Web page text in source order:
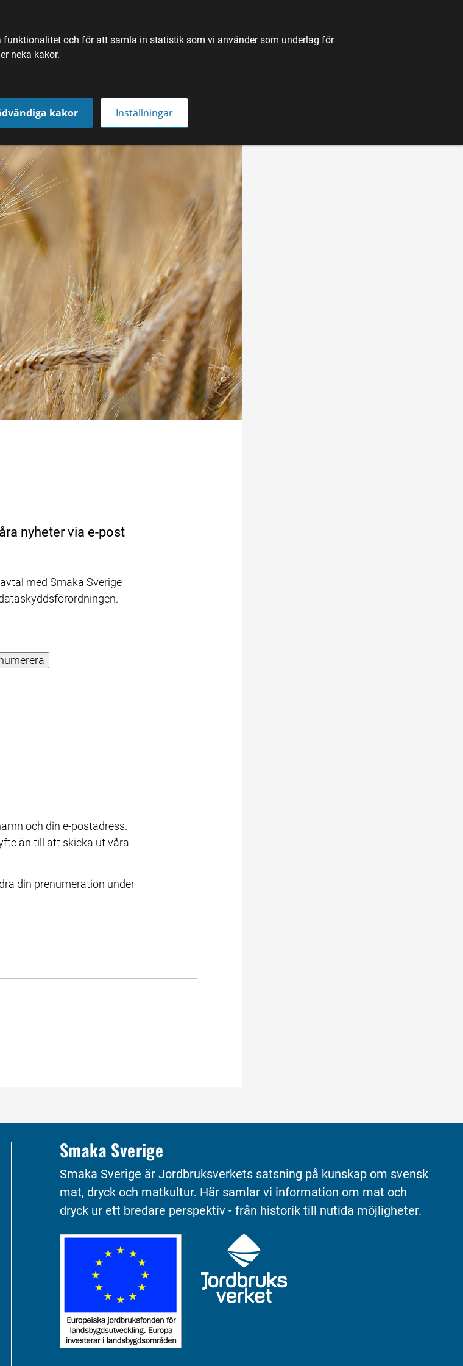
och för att samla in statistik som vi använder som underlag för
neka kakor.
kakor Inställningar
FÖRDJUPNING
nyheter via e-post
med Smaka Sverige
och din e-postadress.
än till att skicka ut våra
din prenumeration under
Smaka Sverige
Smaka Sverige är Jordbruksverkets satsning på kunskap om svensk
mat, dryck och matkultur. Här samlar vi information om mat och
dryck ur ett bredare perspektiv - från historik till nutida möjligheter.